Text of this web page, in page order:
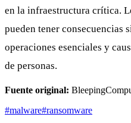
en la infraestructura crítica.
pueden tener
operaciones esenciales y
de personas.
Fuente original:
#malware#ransomware